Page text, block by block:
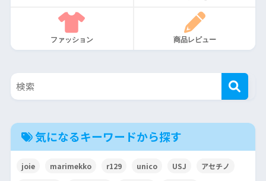
ファッション 商品レビュー
気になるキーワードから探す
joie marimekko r129 unico USJ アセチノ